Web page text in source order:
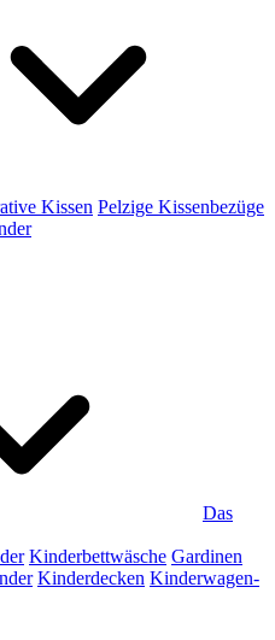
Kissen Pelzige Kissenbezüge
Das
Kinderbettwäsche Gardinen
Kinderdecken Kinderwagen-